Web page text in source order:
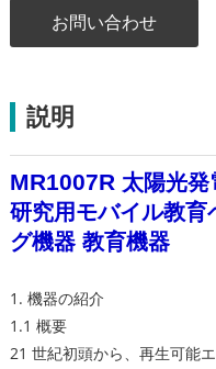
お問い合わせ
説明
MR1007R 太陽光
研究用モバイル教育
グ機器 教育機器
1. 機器の紹介
1.1 概要
21 世紀初頭から、再生可能